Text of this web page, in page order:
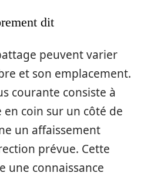
dit
peuvent varier
et son emplacement.
courante consiste à
coin sur un côté de
un affaissement
prévue. Cette
une connaissance